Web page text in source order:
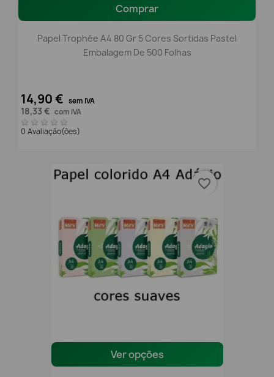
Comprar
Papel Trophée A4 80 Gr 5 Cores Sortidas Pastel
Embalagem De 500 Folhas
14,90 € sem IVA
18,33 € com IVA
0 Avaliação(ões)
Ver opções
favorite_border